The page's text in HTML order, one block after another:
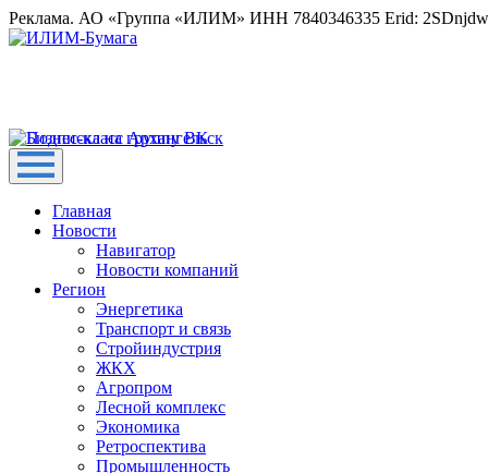
Реклама. АО «Группа «ИЛИМ» ИНН 7840346335 Erid:
Главная
Новости
Навигатор
Новости компаний
Регион
Энергетика
Транспорт и связь
Стройиндустрия
ЖКХ
Агропром
Лесной комплекс
Экономика
Ретроспектива
Промышленность